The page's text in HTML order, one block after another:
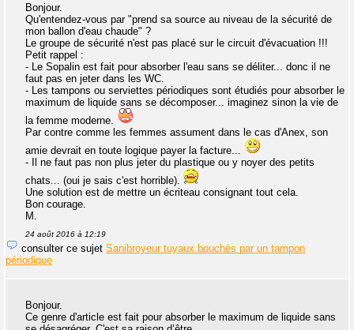
Bonjour.
Qu'entendez-vous par "prend sa source au niveau de la sécurité de
mon ballon d'eau chaude" ?
Le groupe de sécurité n'est pas placé sur le circuit d'évacuation !!!
Petit rappel :
- Le Sopalin est fait pour absorber l'eau sans se déliter... donc il ne
faut pas en jeter dans les WC.
- Les tampons ou serviettes périodiques sont étudiés pour absorber le
maximum de liquide sans se décomposer... imaginez sinon la vie de
la femme moderne.
Par contre comme les femmes assument dans le cas d'Anex, son
amie devrait en toute logique payer la facture...
- Il ne faut pas non plus jeter du plastique ou y noyer des petits
chats... (oui je sais c'est horrible).
Une solution est de mettre un écriteau consignant tout cela.
Bon courage.
M.
24 août 2016 à 12:19
consulter ce sujet Sanibroyeur tuyaux bouchés par un tampon
périodique
Bonjour.
Ce genre d'article est fait pour absorber le maximum de liquide sans